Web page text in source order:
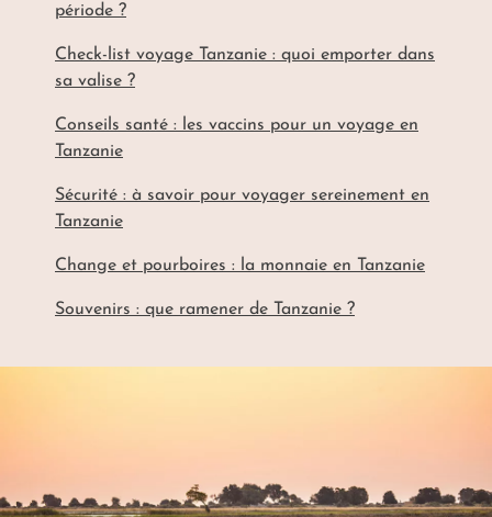
période ?
Check-list voyage Tanzanie : quoi emporter dans
sa valise ?
Conseils santé : les vaccins pour un voyage en
Tanzanie
Sécurité : à savoir pour voyager sereinement en
Tanzanie
Change et pourboires : la monnaie en Tanzanie
Souvenirs : que ramener de Tanzanie ?